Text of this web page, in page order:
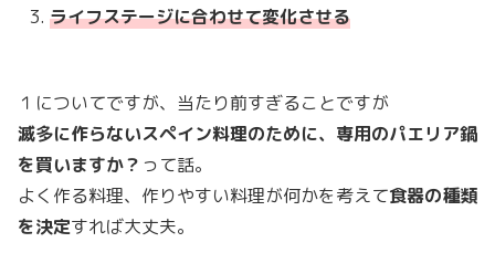
ライフステージに合わせて変化させる
１についてですが、当たり前すぎることですが
滅多に作らないスペイン料理のために、専用のパエリア鍋
を買いますか？ って話。
よく作る料理、作りやすい料理が何かを考えて食器の種類
を決定すれば大丈夫。